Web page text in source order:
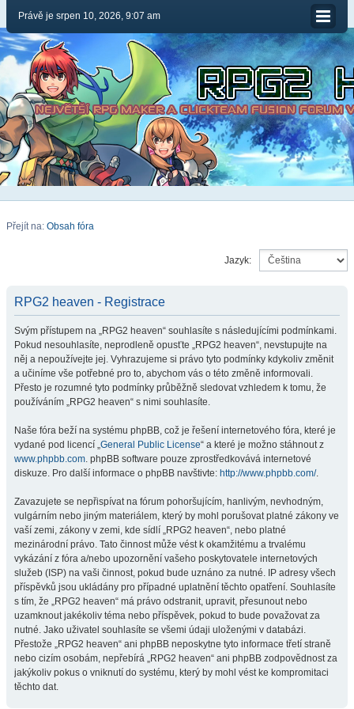
Právě je srpen 10, 2026, 9:07 am
Přejít na: Obsah fóra
Jazyk:
RPG2 heaven - Registrace
Svým přístupem na „RPG2 heaven“ souhlasíte s následujícími podmínkami.
Pokud nesouhlasíte, neprodleně opusťte „RPG2 heaven“, nevstupujte na
něj a nepoužívejte jej. Vyhrazujeme si právo tyto podmínky kdykoliv změnit
a učiníme vše potřebné pro to, abychom vás o této změně informovali.
Přesto je rozumné tyto podmínky průběžně sledovat vzhledem k tomu, že
používáním „RPG2 heaven“ s nimi souhlasíte.
Naše fóra beží na systému phpBB, což je řešení internetového fóra, které je
vydané pod licencí „General Public License“ a které je možno stáhnout z
www.phpbb.com. phpBB software pouze zprostředkovává internetové
diskuze. Pro další informace o phpBB navštivte: http://www.phpbb.com/.
Zavazujete se nepřispívat na fórum pohoršujícím, hanlivým, nevhodným,
vulgárním nebo jiným materiálem, který by mohl porušovat platné zákony ve
vaší zemi, zákony v zemi, kde sídlí „RPG2 heaven“, nebo platné
mezinárodní právo. Tato činnost může vést k okamžitému a trvalému
vykázání z fóra a/nebo upozornění vašeho poskytovatele internetových
služeb (ISP) na vaši činnost, pokud bude uznáno za nutné. IP adresy všech
příspěvků jsou ukládány pro případné uplatnění těchto opatření. Souhlasíte
s tím, že „RPG2 heaven“ má právo odstranit, upravit, přesunout nebo
uzamknout jakékoliv téma nebo příspěvek, pokud to bude považovat za
nutné. Jako uživatel souhlasíte se všemi údaji uloženými v databázi.
Přestože „RPG2 heaven“ ani phpBB neposkytne tyto informace třetí straně
nebo cizím osobám, nepřebírá „RPG2 heaven“ ani phpBB zodpovědnost za
jakýkoliv pokus o vniknutí do systému, který by mohl vést ke kompromitaci
těchto dat.